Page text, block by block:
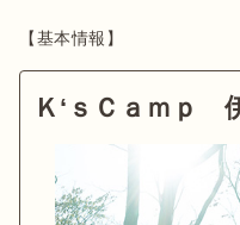
【基本情報】
Ｋ‘ｓＣａｍｐ